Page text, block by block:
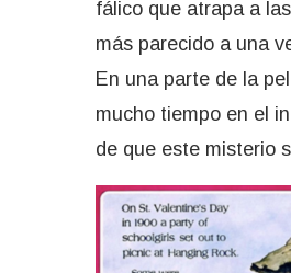
fálico que atrapa a
más parecido a una
En una parte de la
mucho tiempo en el
de que este misterio